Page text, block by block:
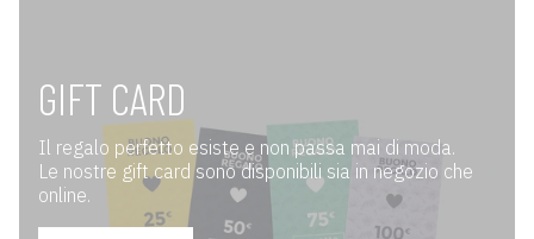
GIFT CARD
Il regalo perfetto esiste e non passa mai di moda.
Le nostre gift card sono disponibili sia in negozio che
online.